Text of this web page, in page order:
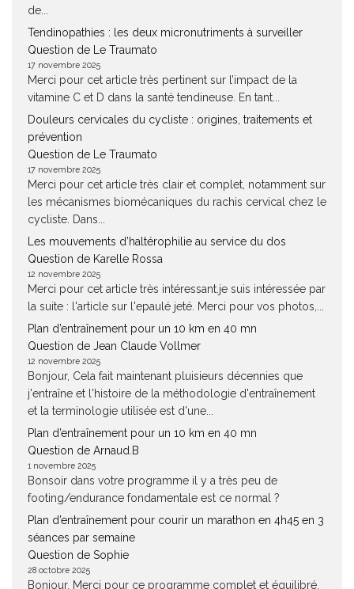
de...
Tendinopathies : les deux micronutriments à surveiller
Question de Le Traumato
17 novembre 2025
Merci pour cet article très pertinent sur l’impact de la
vitamine C et D dans la santé tendineuse. En tant...
Douleurs cervicales du cycliste : origines, traitements et
prévention
Question de Le Traumato
17 novembre 2025
Merci pour cet article très clair et complet, notamment sur
les mécanismes biomécaniques du rachis cervical chez le
cycliste. Dans...
Les mouvements d’haltérophilie au service du dos
Question de Karelle Rossa
12 novembre 2025
Merci pour cet article très intéressant.je suis intéressée par
la suite : l'article sur l'epaulé jeté. Merci pour vos photos,...
Plan d’entraînement pour un 10 km en 40 mn
Question de Jean Claude Vollmer
12 novembre 2025
Bonjour, Cela fait maintenant pluisieurs décennies que
j'entraîne et l'histoire de la méthodologie d'entraînement
et la terminologie utilisée est d'une...
Plan d’entraînement pour un 10 km en 40 mn
Question de Arnaud.B
1 novembre 2025
Bonsoir dans votre programme il y a très peu de
footing/endurance fondamentale est ce normal ?
Plan d’entraînement pour courir un marathon en 4h45 en 3
séances par semaine
Question de Sophie
28 octobre 2025
Bonjour, Merci pour ce programme complet et équilibré.